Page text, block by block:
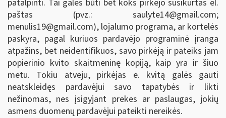
patalpinti. Tai galės būti bet koks pirkėjo susikurtas el.
paštas (pvz.: saulyte14@gmail.com;
menulis19@gmail.com), lojalumo programa, ar kortelės
paskyra, pagal kuriuos pardavėjo programinė įranga
atpažins, bet neidentifikuos, savo pirkėją ir pateiks jam
popierinio kvito skaitmeninę kopiją, kaip yra ir šiuo
metu. Tokiu atveju, pirkėjas e. kvitą galės gauti
neatskleidęs pardavėjui savo tapatybės ir likti
nežinomas, nes įsigyjant prekes ar paslaugas, jokių
asmens duomenų pardavėjui pateikti nereikės.